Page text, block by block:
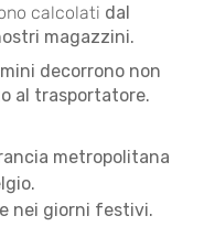
calcolati dal
magazzini.
decorrono non
al trasportatore.
metropolitana
nei giorni festivi.